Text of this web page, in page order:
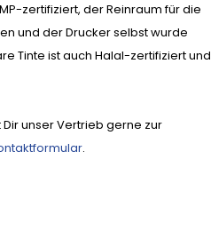
zertifiziert, der Reinraum für die
und der Drucker selbst wurde
Tinte ist auch Halal-zertifiziert und
unser Vertrieb gerne zur
.